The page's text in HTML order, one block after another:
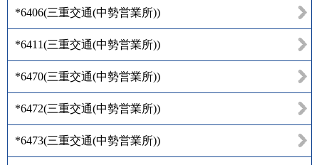
*6406(三重交通(中勢営業所))
*6411(三重交通(中勢営業所))
*6470(三重交通(中勢営業所))
*6472(三重交通(中勢営業所))
*6473(三重交通(中勢営業所))